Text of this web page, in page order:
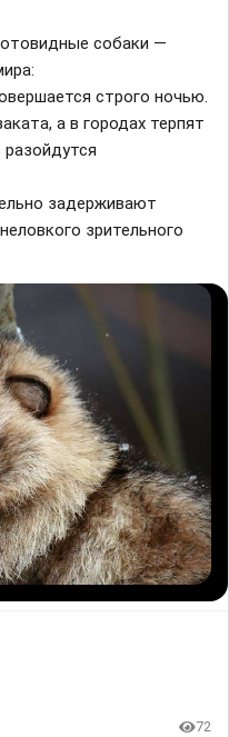
собаки —
строго ночью.
а в городах терпят
задерживают
зрительного
72